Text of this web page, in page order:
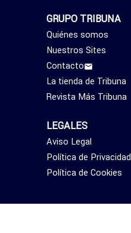
GRUPO TRIBUNA
Quiénes somos
Nuestros Sites
Contacto
La tienda de Tribuna
Revista Más Tribuna
LEGALES
Aviso Legal
Política de Privacidad
Política de Cookies